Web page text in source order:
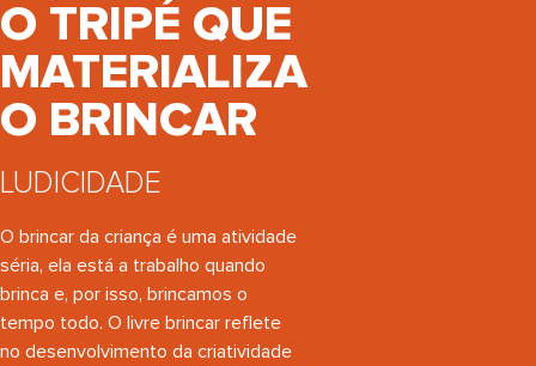
O TRIPÉ QUE
MATERIALIZA
O BRINCAR
LUDICIDADE
O brincar da criança é uma atividade
séria, ela está a trabalho quando
brinca e, por isso, brincamos o
tempo todo. O livre brincar reflete
no desenvolvimento da criatividade